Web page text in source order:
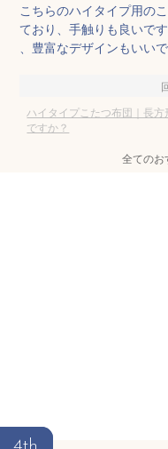
こちらのハイタイプ用の
ており、手触りも良いで
、豊富なデザインもいいで
ハイタイプこたつ布団｜長
ですか？
全てのお